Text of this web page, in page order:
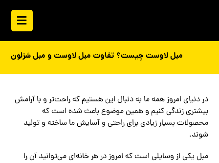
مبل لاوست چیست؟ تفاوت مبل لاوست و مبل شزلون
در دنیای امروز همه ما به دنبال این هستیم که راحت‌تر و با آرامش
بیشتری زندگی کنیم و همین موضوع باعث شده است که
محصولات بسیار زیادی برای راحتی و آسایش ما ساخته و تولید
شوند.
مبل یکی از وسایلی است که امروز در هر خانه‌ای می‌توانید آن را